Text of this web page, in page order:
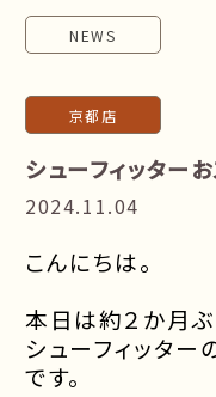
NEWS
京都店
シューフィッター
2024.11.04
こんにちは。
本日は約２か月ぶ
シューフィッター
です。